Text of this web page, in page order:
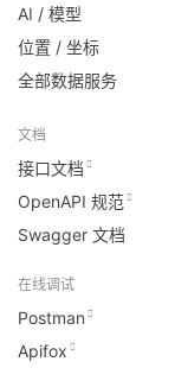
AI / 模型
位置 / 坐标
全部数据服务
文档
接口文档
OpenAPI 规范
Swagger 文档
在线调试
Postman
Apifox